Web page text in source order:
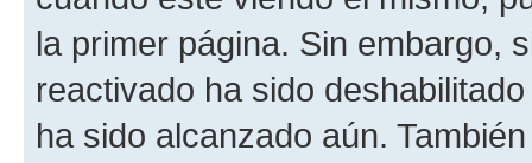
la primer página. Sin embargo,
reactivado ha sido
ha sido alcanzado aún.